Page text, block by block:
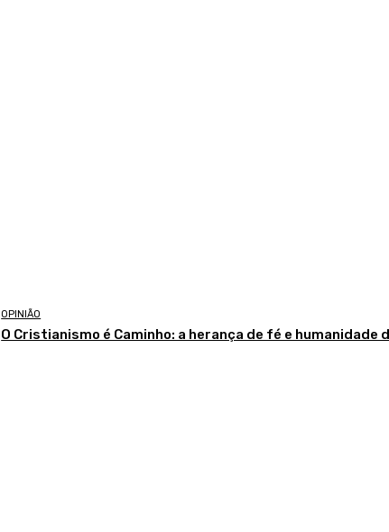
OPINIÃO
O Cristianismo é Caminho: a herança de fé e humanidade